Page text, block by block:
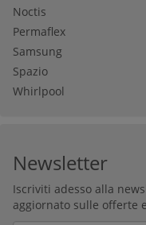
Noctis
Permaflex
Samsung
Spazio
Whirlpool
Newsletter
Iscriviti adesso alla
aggiornato sulle offerte